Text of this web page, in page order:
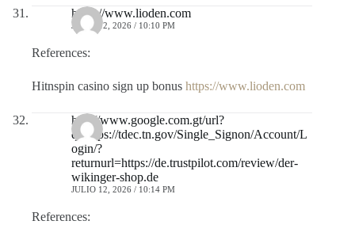
https://www.lioden.com
JULIO 12, 2026 / 10:10 PM
References:
Hitnspin casino sign up bonus https://www.lioden.com
http://www.google.com.gt/url?
q=https://tdec.tn.gov/Single_Signon/Account/L
ogin/?
returnurl=https://de.trustpilot.com/review/der-
wikinger-shop.de
JULIO 12, 2026 / 10:14 PM
References: